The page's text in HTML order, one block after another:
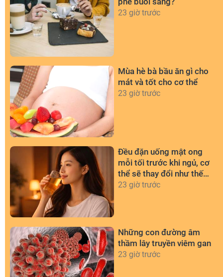
23 giờ trước
Mùa hè bà bầu ăn gì cho
mát và tốt cho cơ thể
23 giờ trước
Đều đặn uống mật ong
mỗi tối trước khi ngủ, cơ
thể sẽ thay đổi như thế
nào?
23 giờ trước
Những con đường âm
thầm lây truyền viêm gan
23 giờ trước